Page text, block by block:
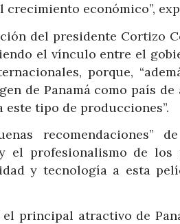
económico”,
del presidente Cortizo
el vínculo entre el
porque,
de Panamá como país
tipo de producciones”.
recomendaciones”
profesionalismo de los
y tecnología a esta
principal atractivo de